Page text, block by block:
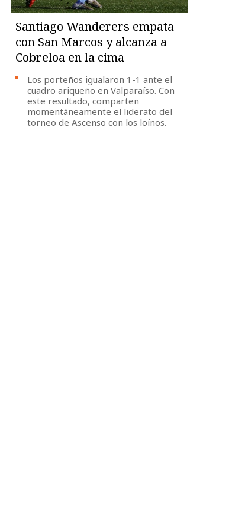
Santiago Wanderers empata
con San Marcos y alcanza a
Cobreloa en la cima
Los porteños igualaron 1-1 ante el
cuadro ariqueño en Valparaíso. Con
este resultado, comparten
momentáneamente el liderato del
torneo de Ascenso con los loínos.